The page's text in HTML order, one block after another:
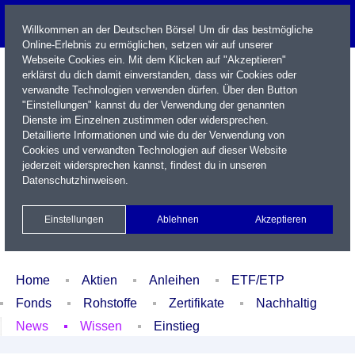
Name / WKN / ISIN / Kürzel
Xetra Realtime
Watchlist Portfolio Login
Home Aktien Anleihen
ETF/ETP
Fonds
Rohstoffe Zertifikate
Nachhaltig
News
Wissen Einstieg
Willkommen an der Deutschen Börse! Um dir das bestmögliche
Online-Erlebnis zu ermöglichen, setzen wir auf unserer
Webseite Cookies ein. Mit dem Klicken auf "Akzeptieren"
erklärst du dich damit einverstanden, dass wir Cookies oder
verwandte Technologien verwenden dürfen. Über den Button
"Einstellungen" kannst du der Verwendung der genannten
Dienste im Einzelnen zustimmen oder widersprechen.
Detaillierte Informationen und wie du der Verwendung von
Cookies und verwandten Technologien auf dieser Website
jederzeit widersprechen kannst, findest du in unseren
Datenschutzhinweisen.
Einstellungen Ablehnen Akzeptieren